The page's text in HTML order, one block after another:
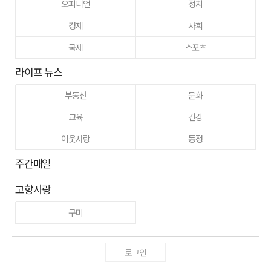
오피니언
정치
경제
사회
국제
스포츠
라이프 뉴스
부동산
문화
교육
건강
이웃사랑
동정
주간매일
고향사랑
구미
로그인